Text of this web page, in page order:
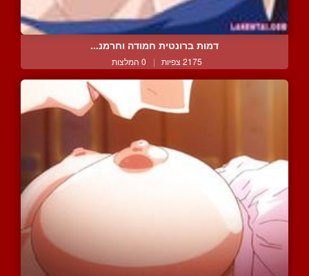
דמות ברונטית חמודה וחרמנ...
2175 צפיות | 0 המלצות